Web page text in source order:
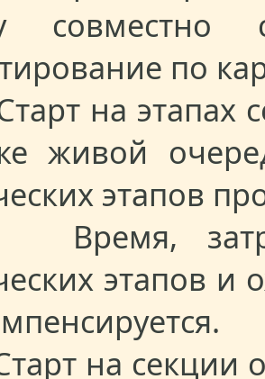
по
на этапах
живой
этапов
этапов и
на секции